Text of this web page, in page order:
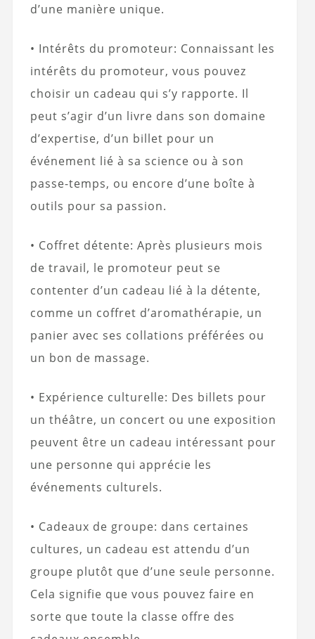
d’une manière unique.
• Intérêts du promoteur: Connaissant les
intérêts du promoteur, vous pouvez
choisir un cadeau qui s’y rapporte. Il
peut s’agir d’un livre dans son domaine
d’expertise, d’un billet pour un
événement lié à sa science ou à son
passe-temps, ou encore d’une boîte à
outils pour sa passion.
• Coffret détente: Après plusieurs mois
de travail, le promoteur peut se
contenter d’un cadeau lié à la détente,
comme un coffret d’aromathérapie, un
panier avec ses collations préférées ou
un bon de massage.
• Expérience culturelle: Des billets pour
un théâtre, un concert ou une exposition
peuvent être un cadeau intéressant pour
une personne qui apprécie les
événements culturels.
• Cadeaux de groupe: dans certaines
cultures, un cadeau est attendu d’un
groupe plutôt que d’une seule personne.
Cela signifie que vous pouvez faire en
sorte que toute la classe offre des